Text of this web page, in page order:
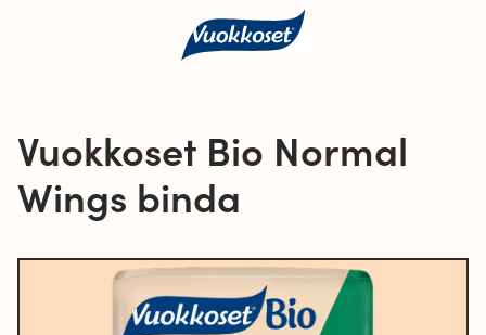
Vuokkoset Bio Normal
Wings binda